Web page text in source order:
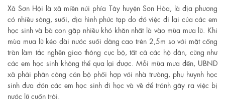
Xã Sơn Hội là xã miền núi phía Tây huyện Sơn Hòa, là địa phương
có nhiều sông, suối, địa hình phức tạp do đó việc đi lại của các em
học sinh và bà con gặp nhiều khó khăn nhất là vào mùa mưa lũ. Khi
mùa mưa lũ kéo dài nước suối dâng cao trên 2,5m so với mặt cống
tràn làm tắc nghẽn giao thông cục bộ, tất cả các hộ dân, cũng như
các em học sinh không thể qua lại được. Mỗi mùa mưa đến, UBND
xã phải phân công cán bộ phối hợp với nhà trường, phụ huynh học
sinh đưa đón các em học sinh đi học và về để tránh gây ra việc bị
nước lũ cuốn trôi.